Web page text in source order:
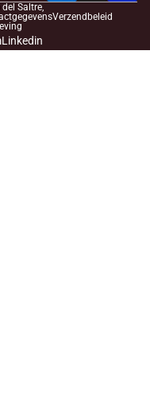
Saltre
Verzendbeleid
Linkedin